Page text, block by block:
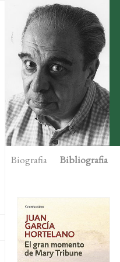
Biografia Bibliografia